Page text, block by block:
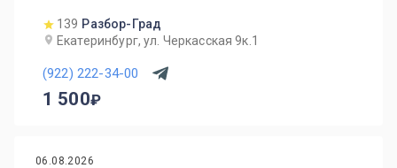
139 Разбор-Град
Екатеринбург, ул. Черкасская 9к.1
(922) 222-34-00
1 500
06.08.2026